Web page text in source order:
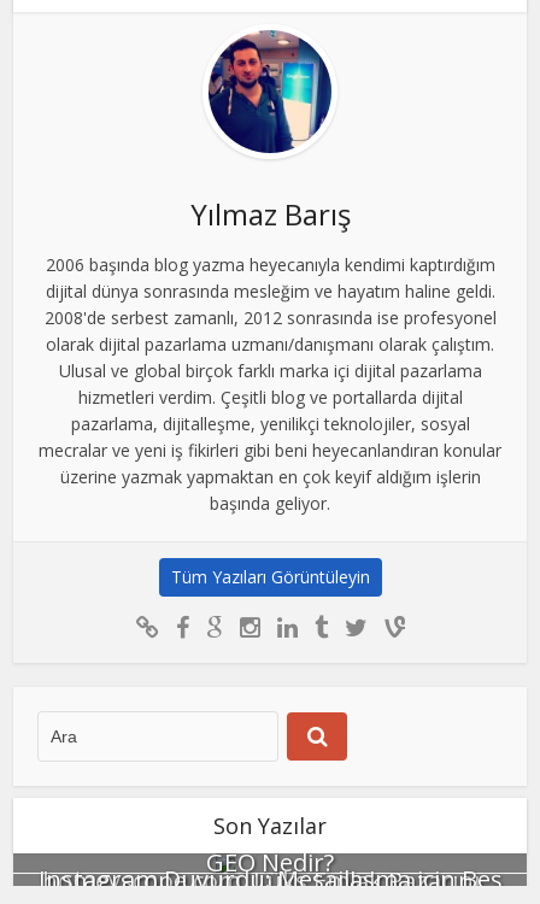
Yılmaz Barış
2006 başında blog yazma heyecanıyla kendimi kaptırdığım
dijital dünya sonrasında mesleğim ve hayatım haline geldi.
2008'de serbest zamanlı, 2012 sonrasında ise profesyonel
olarak dijital pazarlama uzmanı/danışmanı olarak çalıştım.
Ulusal ve global birçok farklı marka içi dijital pazarlama
hizmetleri verdim. Çeşitli blog ve portallarda dijital
pazarlama, dijitalleşme, yenilikçi teknolojiler, sosyal
mecralar ve yeni iş fikirleri gibi beni heyecanlandıran konular
üzerine yazmak yapmaktan en çok keyif aldığım işlerin
başında geliyor.
Tüm Yazıları Görüntüleyin
Son Yazılar
GEO Nedir?
homeyscope.com, Lüks Emlak Pazarını...
Instagram Duyurdu: Mesajlaşma için Beş